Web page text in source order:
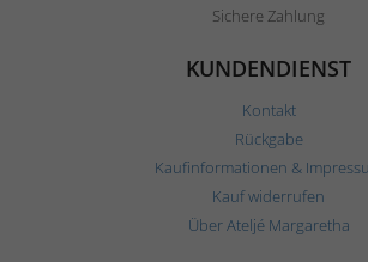
Sichere Zahlung
KUNDENDIENST
Kontakt
Rückgabe
Kaufinformationen &
Kauf widerrufen
Über Ateljé Margaretha